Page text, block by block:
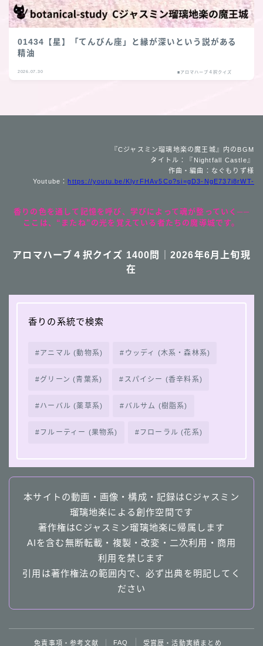
01434【星】「てんびん座」と縁が深いという説がある
精油
2026.07.30 ■アロマハーブ４択クイズ
『Cジャスミン瑠璃地楽の魔王城』内のBGM
タイトル：『Nightfall Castle』
作曲・編曲：なぐもりず様
Youtube：https://youtu.be/KlyrFHAv5Co?si=gD3-NgE737i8rWT-
香りの色を通して記憶を呼び、学びによって魂が整っていく──
ここは、“またね”の光を覚えている者たちの魔導城です。
アロマハーブ４択クイズ 1400問｜2026年6月上旬現
在
香りの系統で検索
アニマル (動物系) ウッディ (木系・森林系)
グリーン (青葉系) スパイシー (香辛料系)
ハーバル (薬草系) バルサム (樹脂系)
フルーティー (果物系) フローラル (花系)
本サイトの動画・画像・構成・記録はCジャスミン
瑠璃地楽による創作空間です
著作権はCジャスミン瑠璃地楽に帰属します
AIを含む無断転載・複製・改変・二次利用・商用
利用を禁じます
引用は著作権法の範囲内で、必ず出典を明記してく
ださい
免責事項・参考文献 FAQ 受賞歴・活動実績まとめ